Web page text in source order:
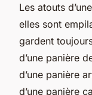
Les atouts
elles sont
gardent
d’une panière
d’une panière
d’une panière